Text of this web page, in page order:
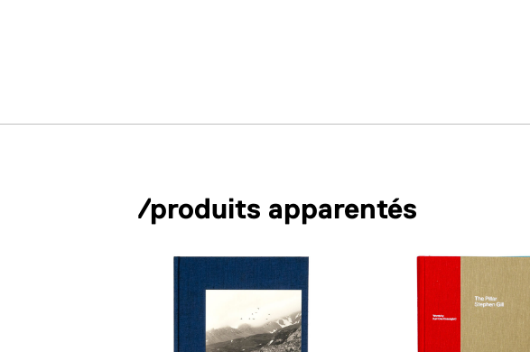
/produits apparentés